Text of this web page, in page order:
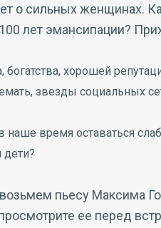
о сильных женщинах.
лет эмансипации?
богатства, хорошей
звезды социальных
время оставаться
дети?
пьесу Максима
ее перед